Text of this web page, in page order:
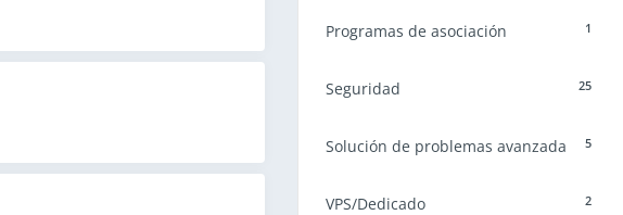
1
Programas de asociación
25
Seguridad
5
Solución de problemas avanzada
2
VPS/Dedicado